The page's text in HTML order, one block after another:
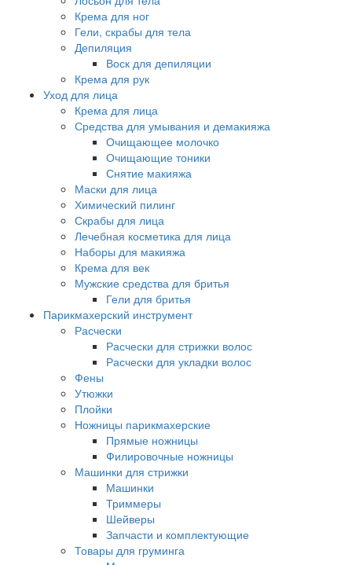
Крема для ног
Гели, скрабы для тела
Депиляция
Воск для депиляции
Крема для рук
Уход для лица
Крема для лица
Средства для умывания и демакияжа
Очищающее молочко
Очищающие тоники
Снятие макияжа
Маски для лица
Химический пилинг
Скрабы для лица
Лечебная косметика для лица
Наборы для макияжа
Крема для век
Мужские средства для бритья
Гели для бритья
Парикмахерский инструмент
Расчески
Расчески для стрижки волос
Расчески для укладки волос
Фены
Утюжки
Плойки
Ножницы парикмахерские
Прямые ножницы
Филировочные ножницы
Машинки для стрижки
Машинки
Триммеры
Шейверы
Запчасти и комплектующие
Товары для груминга